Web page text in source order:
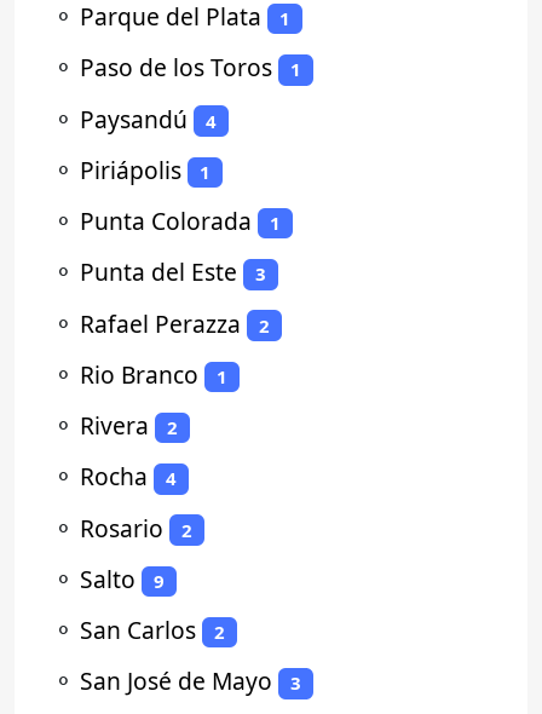
⚬ Parque del Plata 1
⚬ Paso de los Toros 1
⚬ Paysandú 4
⚬ Piriápolis 1
⚬ Punta Colorada 1
⚬ Punta del Este 3
⚬ Rafael Perazza 2
⚬ Rio Branco 1
⚬ Rivera 2
⚬ Rocha 4
⚬ Rosario 2
⚬ Salto 9
⚬ San Carlos 2
⚬ San José de Mayo 3